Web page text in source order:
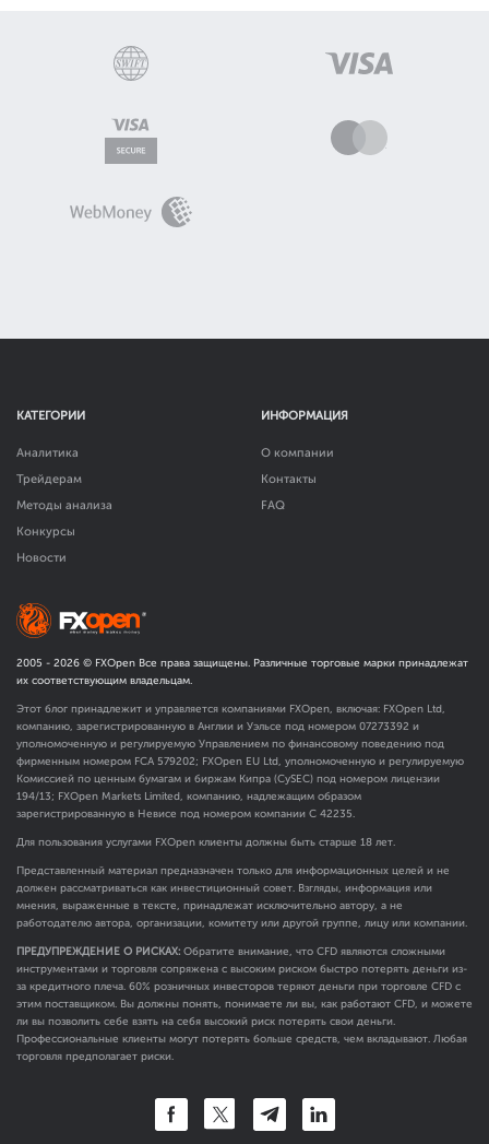
КАТЕГОРИИ
Аналитика
Трейдерам
Методы анализа
Конкурсы
Новости
ИНФОРМАЦИЯ
О компании
Контакты
FAQ
2005 - 2026 © FXOpen Все права защищены. Различные торговые марки принадлежат
их соответствующим владельцам.
Этот блог принадлежит и управляется компаниями FXOpen, включая: FXOpen Ltd,
компанию, зарегистрированную в Англии и Уэльсе под номером 07273392 и
уполномоченную и регулируемую Управлением по финансовому поведению под
фирменным номером FCA 579202; FXOpen EU Ltd, уполномоченную и регулируемую
Комиссией по ценным бумагам и биржам Кипра (CySEC) под номером лицензии
194/13; FXOpen Markets Limited, компанию, надлежащим образом
зарегистрированную в Невисе под номером компании C 42235.
Для пользования услугами FXOpen клиенты должны быть старше 18 лет.
Представленный материал предназначен только для информационных целей и не
должен рассматриваться как инвестиционный совет. Взгляды, информация или
мнения, выраженные в тексте, принадлежат исключительно автору, а не
работодателю автора, организации, комитету или другой группе, лицу или компании.
ПРЕДУПРЕЖДЕНИЕ О РИСКАХ: Обратите внимание, что CFD являются сложными
инструментами и торговля сопряжена с высоким риском быстро потерять деньги из-
за кредитного плеча. 60% розничных инвесторов теряют деньги при торговле CFD с
этим поставщиком. Вы должны понять, понимаете ли вы, как работают CFD, и можете
ли вы позволить себе взять на себя высокий риск потерять свои деньги.
Профессиональные клиенты могут потерять больше средств, чем вкладывают. Любая
торговля предполагает риски.